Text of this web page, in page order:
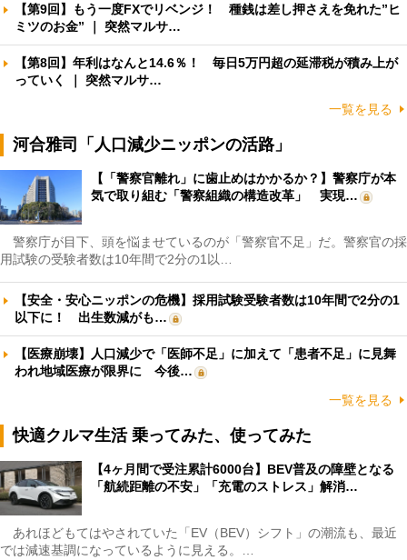
【第9回】もう一度FXでリベンジ！ 種銭は差し押さえを免れた”ヒ
ミツのお金” ｜ 突然マルサ…
【第8回】年利はなんと14.6％！ 毎日5万円超の延滞税が積み上が
っていく ｜ 突然マルサ…
一覧を見る
河合雅司「人口減少ニッポンの活路」
【「警察官離れ」に歯止めはかかるか？】警察庁が本
気で取り組む「警察組織の構造改革」 実現…
警察庁が目下、頭を悩ませているのが「警察官不足」だ。警察官の採
用試験の受験者数は10年間で2分の1以…
【安全・安心ニッポンの危機】採用試験受験者数は10年間で2分の1
以下に！ 出生数減がも…
【医療崩壊】人口減少で「医師不足」に加えて「患者不足」に見舞
われ地域医療が限界に 今後…
一覧を見る
快適クルマ生活 乗ってみた、使ってみた
【4ヶ月間で受注累計6000台】BEV普及の障壁となる
「航続距離の不安」「充電のストレス」解消…
あれほどもてはやされていた「EV（BEV）シフト」の潮流も、最近
では減速基調になっているように見える。…